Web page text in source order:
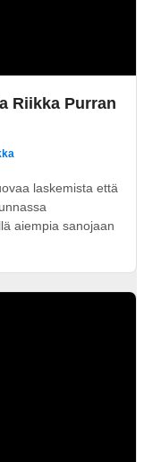
Riikka Purran
laskemista että
aiempia sanojaan